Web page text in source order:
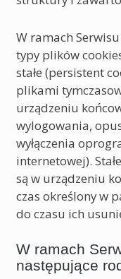
W ramach
typy plików
stałe (persistent
plikami
urządzeniu
wylogowania,
wyłączenia
internetowej).
są w urządzeniu
czas określony w
do czasu ich
W ramach
następujące